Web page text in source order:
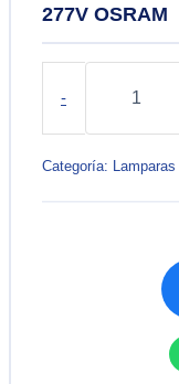
277V OSRAM
-
28W
4000K
Categoría: Lamparas